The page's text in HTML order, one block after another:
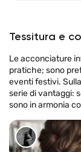
Tessitura e
Le acconciature
pratiche; sono
eventi festivi.
serie di vantaggi:
sono in armonia